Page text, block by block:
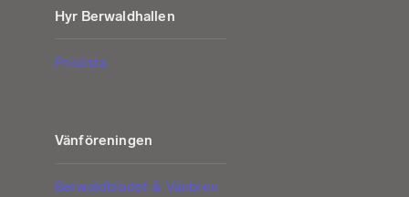
Hyr Berwaldhallen
Prislista
Vänföreningen
Berwaldbladet & Vänbrev